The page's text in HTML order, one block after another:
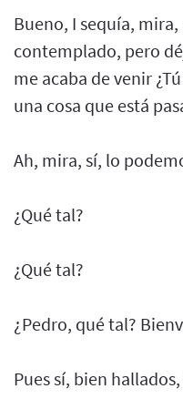
Bueno, I sequía,
contemplado, pero
me acaba de venir
una cosa que está
Ah, mira, sí, lo
¿Qué tal?
¿Qué tal?
¿Pedro, qué tal?
Pues sí, bien